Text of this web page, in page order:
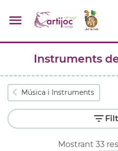
Cerques populars
disfressa trencaclosques
camio
parquing
Instruments
Música i Instruments
Mostrant 33